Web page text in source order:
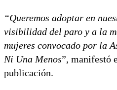
“Queremos adoptar en
visibilidad del paro y a la
mujeres convocado por la
Ni Una Menos”, manifestó
publicación.